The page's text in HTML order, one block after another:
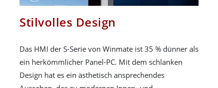
Stilvolles Design
Das HMI der S-Serie von Winmate ist 35 % dünner als
ein herkömmlicher Panel-PC. Mit dem schlanken
Design hat es ein ästhetisch ansprechendes